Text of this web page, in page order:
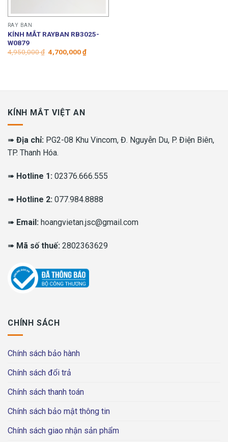
RAY BAN
KÍNH MẮT RAYBAN RB3025-
W0879
4,950,000₫ Giá
gốc
4,700,000₫Giá
hiện
KÍNH MẮT VIỆT AN
➠ Địa chỉ: PG2-08 Khu Vincom, Đ. Nguyễn Du, P. Điện Biên,
TP. Thanh Hóa.
➠ Hotline 1: 02376.666.555
➠ Hotline 2: 077.984.8888
➠ Email: hoangvietan.jsc@gmail.com
➠ Mã số thuế: 2802363629
CHÍNH SÁCH
Chính sách bảo hành
Chính sách đổi trả
Chính sách thanh toán
Chính sách bảo mật thông tin
Chính sách giao nhận sản phẩm